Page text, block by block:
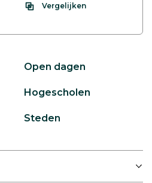
Vergelijken
Open dagen
Hogescholen
Steden